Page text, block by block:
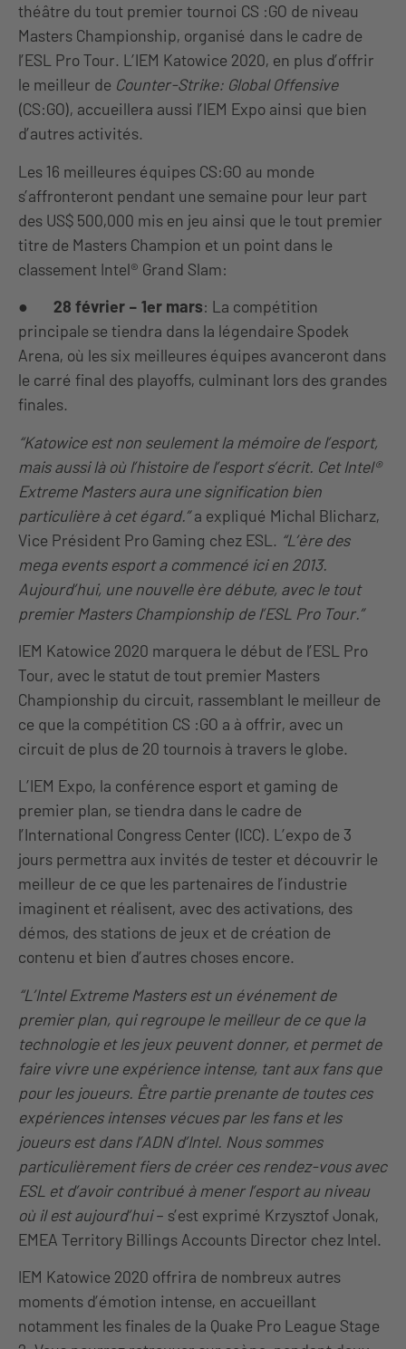
théâtre du tout premier tournoi CS :GO de niveau
Masters Championship, organisé dans le cadre de
l’ESL Pro Tour. L’IEM Katowice 2020, en plus d’offrir
le meilleur de Counter-Strike: Global Offensive
(CS:GO), accueillera aussi l’IEM Expo ainsi que bien
d’autres activités.
Les 16 meilleures équipes CS:GO au monde
s’affronteront pendant une semaine pour leur part
des US$ 500,000 mis en jeu ainsi que le tout premier
titre de Masters Champion et un point dans le
classement Intel® Grand Slam:
● 28 février – 1er mars: La compétition
principale se tiendra dans la légendaire Spodek
Arena, où les six meilleures équipes avanceront dans
le carré final des playoffs, culminant lors des grandes
finales.
“Katowice est non seulement la mémoire de l’esport,
mais aussi là où l’histoire de l’esport s’écrit. Cet Intel®
Extreme Masters aura une signification bien
particulière à cet égard.”a expliqué Michal Blicharz,
Vice Président Pro Gaming chez ESL. “L’ère des
mega events esport a commencé ici en 2013.
Aujourd’hui, une nouvelle ère débute, avec le tout
premier Masters Championship de l’ESL Pro Tour.”
IEM Katowice 2020 marquera le début de l’ESL Pro
Tour, avec le statut de tout premier Masters
Championship du circuit, rassemblant le meilleur de
ce que la compétition CS :GO a à offrir, avec un
circuit de plus de 20 tournois à travers le globe.
L’IEM Expo, la conférence esport et gaming de
premier plan, se tiendra dans le cadre de
l’International Congress Center (ICC). L’expo de 3
jours permettra aux invités de tester et découvrir le
meilleur de ce que les partenaires de l’industrie
imaginent et réalisent, avec des activations, des
démos, des stations de jeux et de création de
contenu et bien d’autres choses encore.
“L’Intel Extreme Masters est un événement de
premier plan, qui regroupe le meilleur de ce que la
technologie et les jeux peuvent donner, et permet de
faire vivre une expérience intense, tant aux fans que
pour les joueurs. Être partie prenante de toutes ces
expériences intenses vécues par les fans et les
joueurs est dans l’ADN d’Intel. Nous sommes
particulièrement fiers de créer ces rendez-vous avec
ESL et d’avoir contribué à mener l’esport au niveau
où il est aujourd’hui– s’est exprimé Krzysztof Jonak,
EMEA Territory Billings Accounts Director chez Intel.
IEM Katowice 2020 offrira de nombreux autres
moments d’émotion intense, en accueillant
notamment les finales de la Quake Pro League Stage